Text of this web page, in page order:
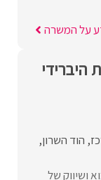
על המשרה
הוד השרון
ושיווק של